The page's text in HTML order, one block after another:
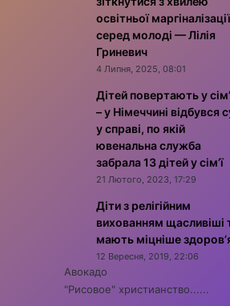
освітньої маргіналізації
серед молоді — Лілія
Гриневич
4 Липня, 2025, 08:01
Дітей повертають у
– у Німеччині відбувся
у справі, по якій
ювенальна служба
забрала 13 дітей у сім’ї
21 Лютого, 2023, 17:29
Діти з релігійним
вихованням щасливіші
мають міцніше
12 Вересня, 2019, 22:06
Авокадо
"Рисовое" христианство......